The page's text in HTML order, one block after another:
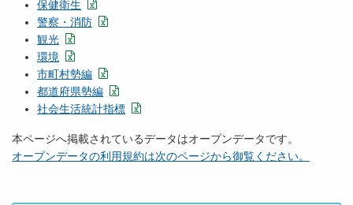
保健衛生
警察・消防
観光
環境
市町村勢編
都道府県勢編
社会生活統計指標
本ページへ掲載されているデータはオープンデータです。
オープンデータの利用規約は次のページから御覧ください。